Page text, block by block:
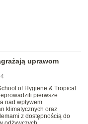
uprawom
of Hygiene & Tropical
pierwsze
nad wpływem
klimatycznych oraz
z dostępnością do